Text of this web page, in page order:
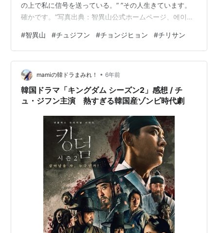
の上で私に信号を送っている。” ”その人生きています。
確かです。”写真出典：智異山公式ホームページ、에이스
言えない秘密を持っている新入レンジャーカン・ヒョン
ゾが山の奥で起こる疑問の殺人事故を捜査しながら広が
るミステリードラマ。20年間不動のトップスターチョ
ン・ジヒョン、Netflixドラマ”キングダム”の王子様役で世
界的なスターになったチュ・ジフン、ドラマ”キングダ
ム”、”シグナル”…
#智異山 #チュジフン #チョンジヒョン #チリサン
mamiの韓ドラまみれ！ • 6年前
韓国ドラマ「キングダム シーズン2」感想 / チ
ュ・ジフン主演 熱すぎる韓国産ゾンビ時代劇